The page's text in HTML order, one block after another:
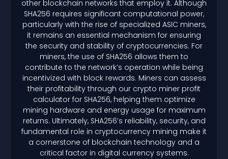
other blockchain networks that employ it. Although
SHA256 requires significant computational power,
particularly with the rise of specialized ASIC miners,
it remains an essential mechanism for ensuring
the security and stability of cryptocurrencies. For
miners, the use of SHA256 allows them to
contribute to the network’s operation while being
incentivized with block rewards. Miners can assess
their profitability through our crypto miner profit
calculator for SHA256, helping them optimize
mining hardware and energy usage for maximum
returns. Ultimately, SHA256’s reliability, security, and
fundamental role in cryptocurrency mining make it
a cornerstone of blockchain technology and a
critical factor in digital currency systems.